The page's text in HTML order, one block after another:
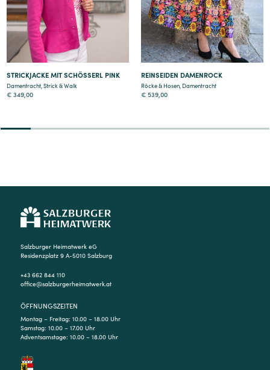
STRICKJACKE MIT SCHÖSSERL PINK
Damentracht,Strick & Walk
€ 349,00
REINSEIDEN DAMENROCK
Röcke & Hosen, Damentracht
€ 539,00
2 3 4 5 6 7 8 9
Salzburger Heimatwerk eG
Residenzplatz 9 A-5010 Salzburg
+43 662 844 110
office@salzburgerheimatwerk.at
ÖFFNUNGSZEITEN
Montag – Freitag: 10.00 – 18.00 Uhr
Samstag: 10.00 – 17.00 Uhr
Adventsamstage: 10.00 – 18.00 Uhr